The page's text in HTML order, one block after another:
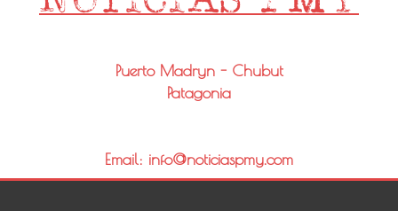
Puerto Madryn - Chubut
Patagonia
Email: info@noticiaspmy.com